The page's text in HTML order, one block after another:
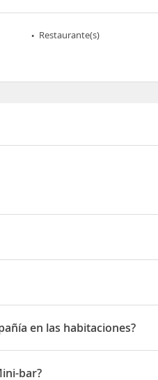
Restaurante(s)
en las habitaciones?
en las habitaciones
bar?